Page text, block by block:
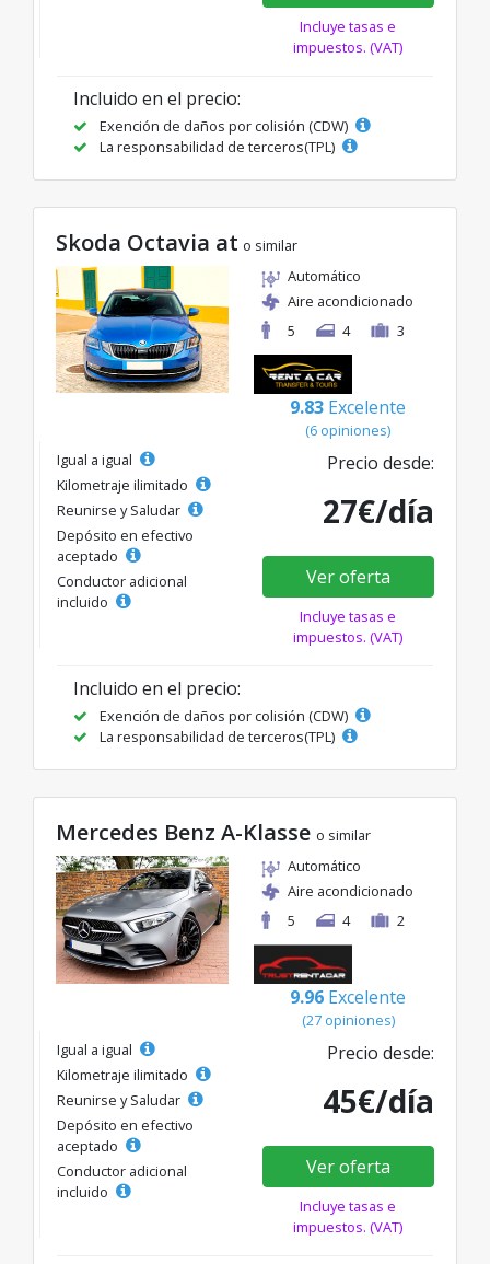
Incluye tasas e
impuestos. (VAT)
Incluido en el precio:
Exención de daños por colisión (CDW)
La responsabilidad de terceros(TPL)
Skoda Octavia at o similar
Automático
Aire acondicionado
5
4 3
9.83 Excelente
(6 opiniones)
Igual a igual
Kilometraje ilimitado
Reunirse y Saludar
Depósito en efectivo
aceptado
Conductor adicional
incluido
Precio desde:
27€/día
Ver oferta
Incluye tasas e
impuestos. (VAT)
Incluido en el precio:
Exención de daños por colisión (CDW)
La responsabilidad de terceros(TPL)
Mercedes Benz A-Klasse o similar
Automático
Aire acondicionado
5
4 2
9.96 Excelente
(27 opiniones)
Igual a igual
Kilometraje ilimitado
Reunirse y Saludar
Depósito en efectivo
aceptado
Conductor adicional
incluido
Precio desde:
45€/día
Ver oferta
Incluye tasas e
impuestos. (VAT)